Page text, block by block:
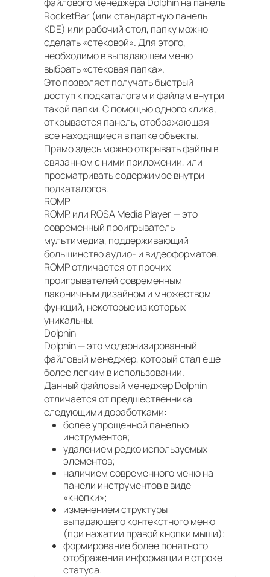
RocketBar (или стандартную панель
KDE) или рабочий стол, папку можно
сделать «стековой». Для этого,
необходимо в выпадающем меню
выбрать «стековая папка».
Это позволяет получать быстрый
доступ к подкаталогам и файлам внутри
такой папки. С помощью одного клика,
открывается панель, отображающая
все находящиеся в папке объекты.
Прямо здесь можно открывать файлы в
связанном с ними приложении, или
просматривать содержимое внутри
подкаталогов.
ROMP
ROMP, или ROSA Media Player — это
современный проигрыватель
мультимедиа, поддерживающий
большинство аудио- и видеоформатов.
ROMP отличается от прочих
проигрывателей современным
лаконичным дизайном и множеством
функций, некоторые из которых
уникальны.
Dolphin
Dolphin — это модернизированный
файловый менеджер, который стал еще
более легким в использовании.
Данный файловый менеджер Dolphin
отличается от предшественника
следующими доработками:
более упрощенной панелью
инструментов;
удалением редко используемых
элементов;
наличием современного меню на
панели инструментов в виде
«кнопки»;
изменением структуры
выпадающего контекстного меню
(при нажатии правой кнопки мыши);
формирование более понятного
отображения информации в строке
статуса.